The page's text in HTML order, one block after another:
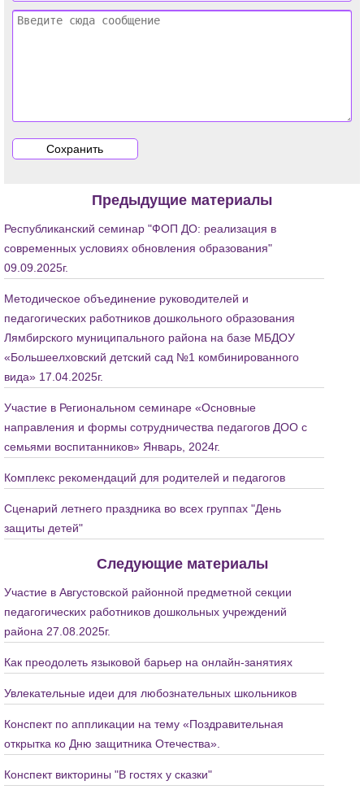
Предыдущие материалы
Республиканский семинар "ФОП ДО: реализация в
современных условиях обновления образования"
09.09.2025г.
Методическое объединение руководителей и
педагогических работников дошкольного образования
Лямбирского муниципального района на базе МБДОУ
«Большеелховский детский сад №1 комбинированного
вида» 17.04.2025г.
Участие в Региональном семинаре «Основные
направления и формы сотрудничества педагогов ДОО с
семьями воспитанников» Январь, 2024г.
Комплекс рекомендаций для родителей и педагогов
Сценарий летнего праздника во всех группах "День
защиты детей"
Следующие материалы
Участие в Августовской районной предметной секции
педагогических работников дошкольных учреждений
района 27.08.2025г.
Как преодолеть языковой барьер на онлайн-занятиях
Увлекательные идеи для любознательных школьников
Конспект по аппликации на тему «Поздравительная
открытка ко Дню защитника Отечества».
Конспект викторины "В гостях у сказки"